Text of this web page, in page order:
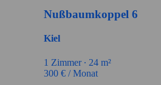
Nußbaumkoppel 6
Kiel
1 Zimmer ∙ 24 m²
300 € / Monat